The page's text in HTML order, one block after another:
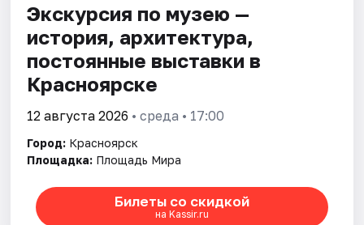
Экскурсия по музею —
история, архитектура,
постоянные выставки в
Красноярске
12 августа 2026 • среда • 17:00
Город: Красноярск
Площадка: Площадь Мира
Билеты со скидкой
на Kassir.ru